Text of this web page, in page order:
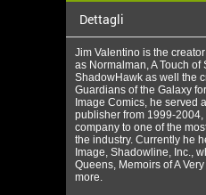
Dettagli
Jim Valentino is the
as Normalman, A Touch of
ShadowHawk as well the
Guardians of the Galaxy
Image Comics, he served
publisher from 1999-
company to one of the
the industry. Currently he
Image, Shadowline, Inc.,
Queens, Memoirs of A
more.